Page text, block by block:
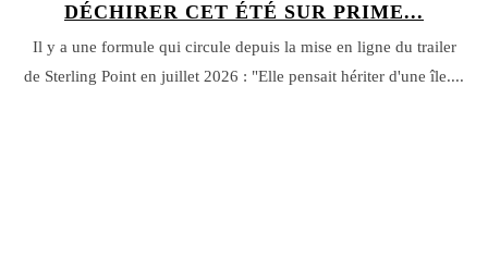
DÉCHIRER CET ÉTÉ SUR PRIME...
Il y a une formule qui circule depuis la mise en ligne du trailer
de Sterling Point en juillet 2026 : "Elle pensait hériter d'une île....